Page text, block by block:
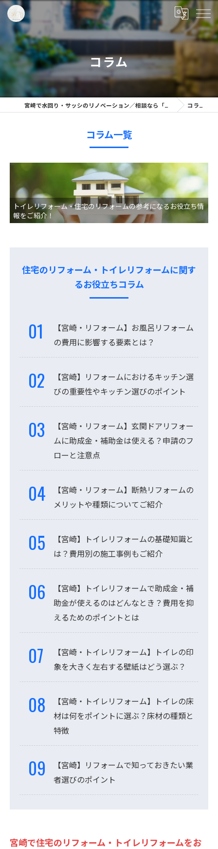
コラム
宮崎で水回り・サッシのリノベーション／相談なら「株式会社リノプラン」へ コラム一覧
コラム一覧
トイレリフォーム・住宅のリフォームの参考になるお役立ち情
報をご紹介！
住宅のリフォーム・トイレリフォームに関す
るお役立ちコラム
【宮崎・リフォーム】お風呂リフォーム
の費用に影響する要素とは？
【宮崎】リフォームにおけるキッチン選
びの重要性やキッチン選びのポイント
【宮崎・リフォーム】玄関ドアリフォー
ムに助成金・補助金は使える？申請のフ
ローと注意点
【宮崎・リフォーム】断熱リフォームの
メリットや種類についてご紹介
【宮崎】トイレリフォームの基礎知識と
は？費用別の施工事例もご紹介
【宮崎】トイレリフォームで助成金・補
助金が使えるのはどんなとき？費用を抑
えるためのポイントとは
【宮崎・トイレリフォーム】トイレの印
象を大きく左右する壁紙はどう選ぶ？
【宮崎・トイレリフォーム】トイレの床
材は何をポイントに選ぶ？床材の種類と
特徴
【宮崎】リフォームで知っておきたい業
者選びのポイント
宮崎で住宅のリフォーム・トイレリフォームをお